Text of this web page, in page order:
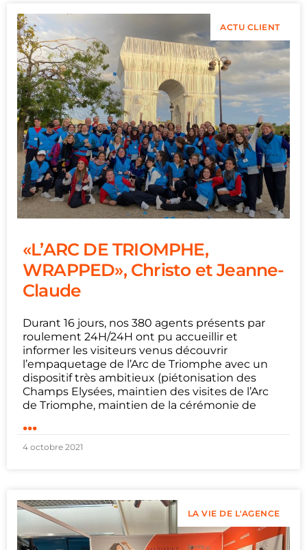
ACTU CLIENT
«L’ARC DE TRIOMPHE,
WRAPPED», Christo et Jeanne-
Claude
Durant 16 jours, nos 380 agents présents par
roulement 24H/24H ont pu accueillir et
informer les visiteurs venus découvrir
l’empaquetage de l’Arc de Triomphe avec un
dispositif très ambitieux (piétonisation des
Champs Elysées, maintien des visites de l’Arc
de Triomphe, maintien de la cérémonie de
...
4 octobre 2021
LA VIE DE L'AGENCE